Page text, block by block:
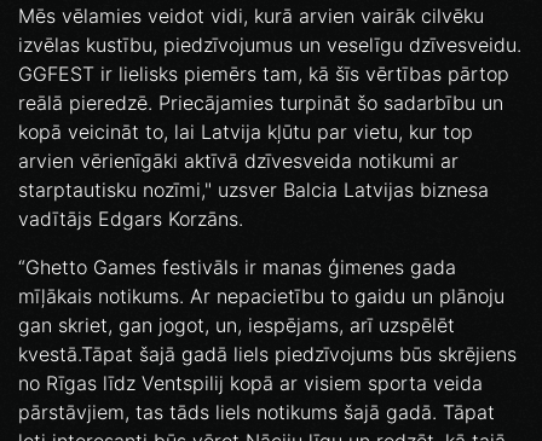
Mēs vēlamies veidot vidi, kurā arvien vairāk cilvēku
izvēlas kustību, piedzīvojumus un veselīgu dzīvesveidu.
GGFEST ir lielisks piemērs tam, kā šīs vērtības pārtop
reālā pieredzē. Priecājamies turpināt šo sadarbību un
kopā veicināt to, lai Latvija kļūtu par vietu, kur top
arvien vērienīgāki aktīvā dzīvesveida notikumi ar
starptautisku nozīmi," uzsver Balcia Latvijas biznesa
vadītājs Edgars Korzāns.
“Ghetto Games festivāls ir manas ģimenes gada
mīļākais notikums. Ar nepacietību to gaidu un plānoju
gan skriet, gan jogot, un, iespējams, arī uzspēlēt
kvestā.Tāpat šajā gadā liels piedzīvojums būs skrējiens
no Rīgas līdz Ventspilij kopā ar visiem sporta veida
pārstāvjiem, tas tāds liels notikums šajā gadā. Tāpat